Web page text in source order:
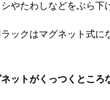
やたわしなどをぶら下
ックはマグネット式
ットがくっつくところ